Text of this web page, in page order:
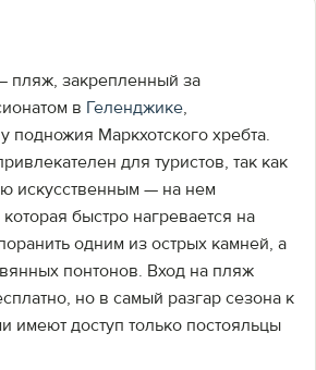
пляж, закрепленный за
в Геленджике,
подножия Маркхотского хребта.
для туристов, так как
искусственным — на нем
которая быстро нагревается на
одним из острых камней, а
понтонов. Вход на пляж
но в самый разгар сезона к
имеют доступ только постояльцы